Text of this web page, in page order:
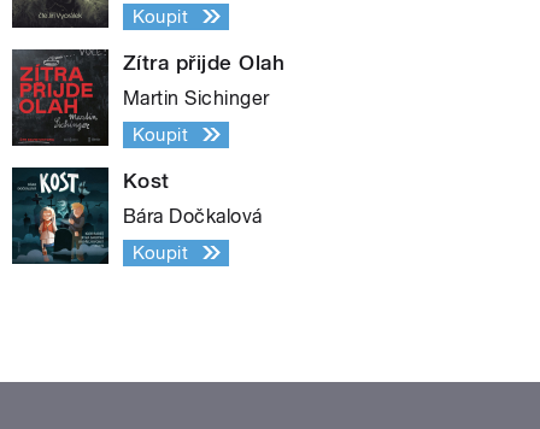
Koupit
Zítra přijde Olah
Martin Sichinger
Koupit
Kost
Bára Dočkalová
Koupit